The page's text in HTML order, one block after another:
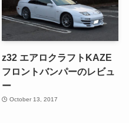
z32 エアロクラフトKAZE
フロントバンパーのレビュ
ー
October 13, 2017